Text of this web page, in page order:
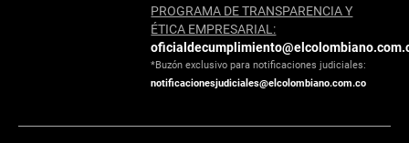
PROGRAMA DE TRANSPARENCIA Y
ÉTICA EMPRESARIAL:
*Buzón exclusivo para notificaciones judiciales:
notificacionesjudiciales@elcolombiano.com.co